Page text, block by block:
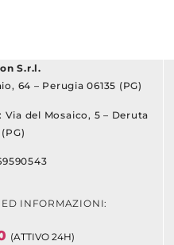
S.r.l.
64 – Perugia 06135 (PG)
Via del Mosaico, 5 – Deruta
INFORMAZIONI:
(ATTIVO 24H)